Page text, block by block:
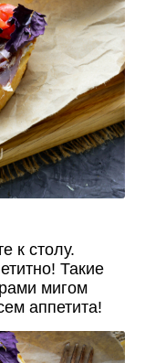
к столу.
Такие
мигом
аппетита!